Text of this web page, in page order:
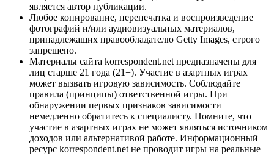
является автор публикации.
Любое копирование, перепечатка и воспроизведение
фотографий и/или аудиовизуальных материалов,
принадлежащих правообладателю Getty Images, строго
запрещено.
Материалы сайта korrespondent.net предназначены для
лиц старше 21 года (21+). Участие в азартных играх
может вызвать игровую зависимость. Соблюдайте
правила (принципы) ответственной игры. При
обнаружении первых признаков зависимости
немедленно обратитесь к специалисту. Помните, что
участие в азартных играх не может являться источником
доходов или альтернативой работе. Информационный
ресурс korrespondent.net не проводит игры на реальные